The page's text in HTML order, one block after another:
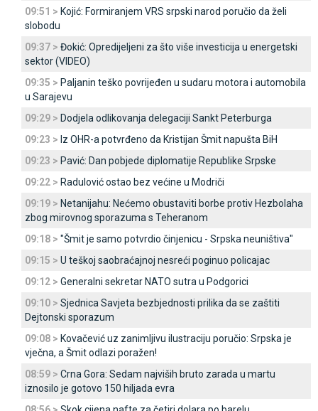
09:51 > Kojić: Formiranjem VRS srpski narod poručio da želi
slobodu
09:37 > Đokić: Opredijeljeni za što više investicija u energetski
sektor (VIDEO)
09:35 > Paljanin teško povrijeđen u sudaru motora i automobila
u Sarajevu
09:29 > Dodjela odlikovanja delegaciji Sankt Peterburga
09:23 > Iz OHR-a potvrđeno da Kristijan Šmit napušta BiH
09:23 > Pavić: Dan pobjede diplomatije Republike Srpske
09:22 > Radulović ostao bez većine u Modriči
09:19 > Netanijahu: Nećemo obustaviti borbe protiv Hezbolaha
zbog mirovnog sporazuma s Teheranom
09:18 > "Šmit je samo potvrdio činjenicu - Srpska neuništiva"
09:15 > U teškoj saobraćajnoj nesreći poginuo policajac
09:12 > Generalni sekretar NATO sutra u Podgorici
09:10 > Sjednica Savjeta bezbjednosti prilika da se zaštiti
Dejtonski sporazum
09:08 > Kovačević uz zanimljivu ilustraciju poručio: Srpska je
vječna, a Šmit odlazi poražen!
08:59 > Crna Gora: Sedam najviših bruto zarada u martu
iznosilo je gotovo 150 hiljada evra